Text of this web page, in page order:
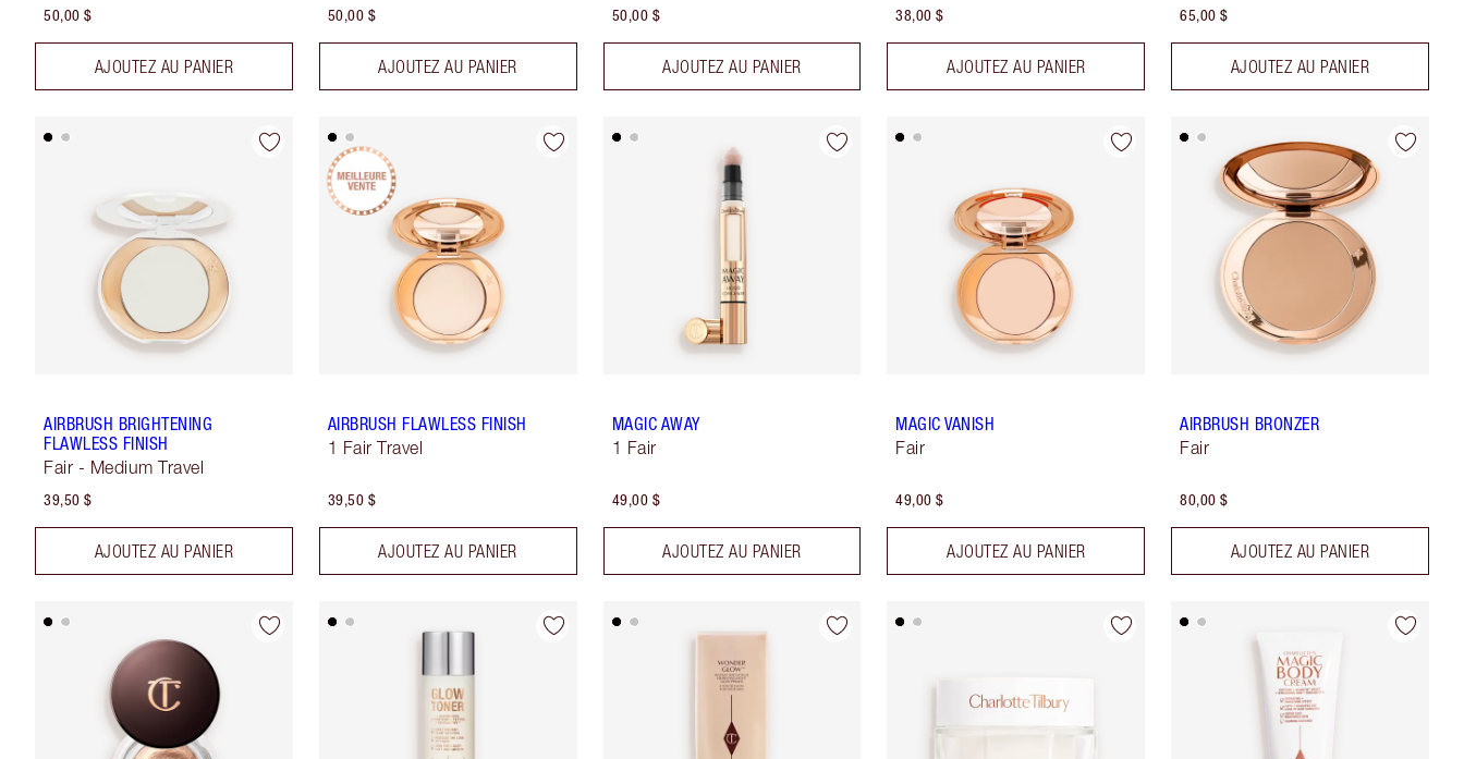
50,00 $
AJOUTEZ AU PANIER
50,00 $
AJOUTEZ AU PANIER
50,00 $
AJOUTEZ AU PANIER
38,00 $
AJOUTEZ AU PANIER
65,00 $
AJOUTEZ AU PANIER
AIRBRUSH BRIGHTENING
FLAWLESS FINISH
Fair - Medium Travel
39,50 $
AJOUTEZ AU PANIER
AIRBRUSH FLAWLESS FINISH
1 Fair Travel
39,50 $
AJOUTEZ AU PANIER
MAGIC AWAY
1 Fair
49,00 $
AJOUTEZ AU PANIER
MAGIC VANISH
Fair
49,00 $
AJOUTEZ AU PANIER
AIRBRUSH BRONZER
Fair
80,00 $
AJOUTEZ AU PANIER